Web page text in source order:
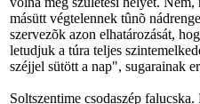
másütt végtelennek tûnõ
szervezõk azon elhatározását,
letudjuk a túra teljes
széjjel sütött a nap", sugarainak
Soltszentime csodaszép